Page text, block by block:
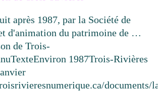
après 1987, par la Société de
d'animation du patrimoine de …
de Trois-
TexteEnviron 1987Trois-Rivières
documents/